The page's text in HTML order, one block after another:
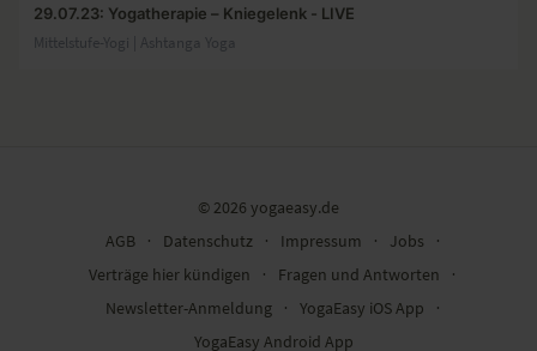
29.07.23: Yogatherapie – Kniegelenk - LIVE
Mittelstufe-Yogi | Ashtanga Yoga
© 2026 yogaeasy.de
AGB
∙ Datenschutz ∙ Impressum ∙ Jobs
∙
Verträge hier kündigen
∙ Fragen und Antworten
∙
Newsletter-Anmeldung
∙ YogaEasy iOS App
∙
YogaEasy Android App